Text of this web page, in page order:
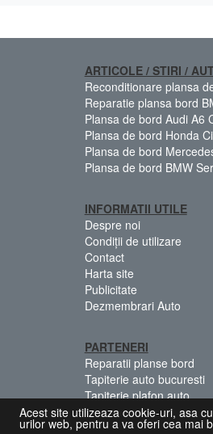
ARTICOLE / STIRI /
Reconditionare plansa
Reparatie plansa bord
Plansa de bord Audi A6
Plansa de bord Honda
Plansa de bord
Plansa de bord BMW
INFORMATII UTILE
Despre noi
Condiții de utilizare
Contact
Harta site
Publicitate
Dezmembrari Auto
PARTENERI
Reparatii planse bord
Tapiterie auto bucuresti
Tapiterie plafon auto
Centuri siguranta
Acest site utilizeaza cookie-uri, asa
urilor web, pentru a va oferi cea mai